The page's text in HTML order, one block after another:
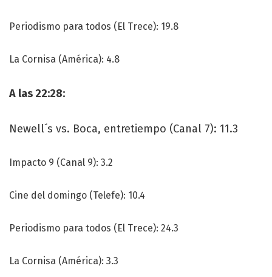
Periodismo para todos (El Trece): 19.8
La Cornisa (América): 4.8
A las 22:28:
Newell´s vs. Boca, entretiempo (Canal 7): 11.3
Impacto 9 (Canal 9): 3.2
Cine del domingo (Telefe): 10.4
Periodismo para todos (El Trece): 24.3
La Cornisa (América): 3.3